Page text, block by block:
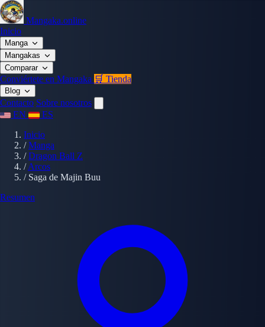
Mangaka.online
Inicio
Manga
Mangakas
Comparar
Conviértete en Mangaka 🛒 Tienda
Blog
Contacto Sobre nosotros
EN
ES
Inicio
/ Manga
/ Dragon Ball Z
/ Arcos
/ Saga de Majin Buu
Resumen